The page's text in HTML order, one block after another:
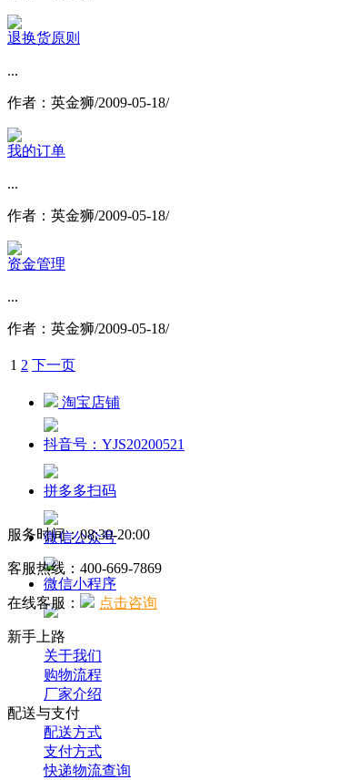
退换货原则
...
作者：英金狮/2009-05-18/
我的订单
...
作者：英金狮/2009-05-18/
资金管理
...
作者：英金狮/2009-05-18/
1 2 下一页
淘宝店铺
抖音号：YJS20200521
拼多多扫码
微信公众号
微信小程序
服务时间：08:30-20:00
客服热线： 400-669-7869
在线客服： 点击咨询
新手上路
关于我们
购物流程
厂家介绍
配送与支付
配送方式
支付方式
快递物流查询